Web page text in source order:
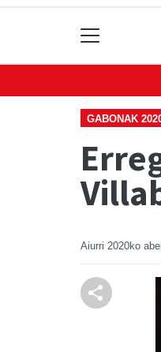
GABONAK
Aiurri 2020ko